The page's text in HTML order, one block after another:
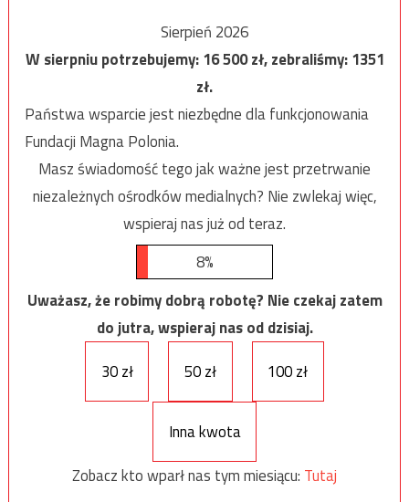
Sierpień 2026
W sierpniu potrzebujemy:16 500zł, zebraliśmy:1351
zł.
Państwa wsparcie jest niezbędne dla funkcjonowania
Fundacji Magna Polonia.
Masz świadomość tego jak ważne jest przetrwanie
niezależnych ośrodków medialnych? Nie zwlekaj więc,
wspieraj nas już od teraz.
8%
Uważasz, że robimy dobrą robotę? Nie czekaj zatem
do jutra, wspieraj nas od dzisiaj.
30 zł
50 zł 100 zł
Inna kwota
Zobacz kto wparł nas tym miesiącu: Tutaj